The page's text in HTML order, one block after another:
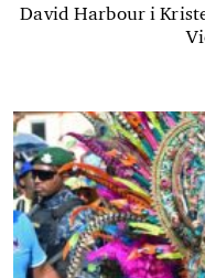
David Harbour i